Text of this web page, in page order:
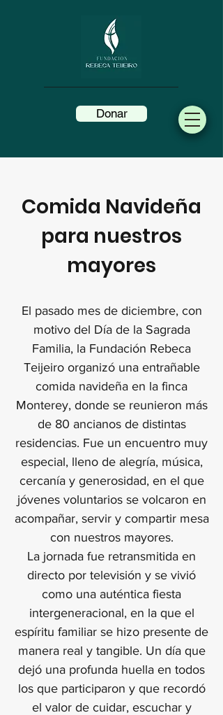
Donar
Comida Navideña
para nuestros
mayores
El pasado mes de diciembre, con
motivo del Día de la Sagrada
Familia, la Fundación Rebeca
Teijeiro organizó una entrañable
comida navideña en la finca
Monterey, donde se reunieron más
de 80 ancianos de distintas
residencias. Fue un encuentro muy
especial, lleno de alegría, música,
cercanía y generosidad, en el que
jóvenes voluntarios se volcaron en
acompañar, servir y compartir mesa
con nuestros mayores.
La jornada fue retransmitida en
directo por televisión y se vivió
como una auténtica fiesta
intergeneracional, en la que el
espíritu familiar se hizo presente de
manera real y tangible. Un día que
dejó una profunda huella en todos
los que participaron y que recordó
el valor de cuidar, escuchar y